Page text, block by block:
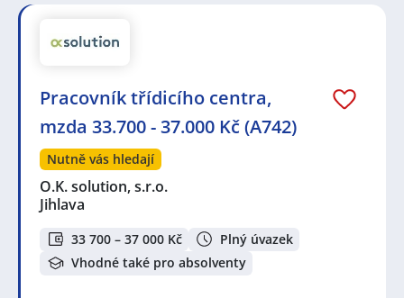
Pracovník třídicího centra,
mzda 33.700 - 37.000 Kč (A742)
Nutně vás hledají
O.K. solution, s.r.o.
Jihlava
33 700 – 37 000 Kč
Plný úvazek
Vhodné také pro absolventy